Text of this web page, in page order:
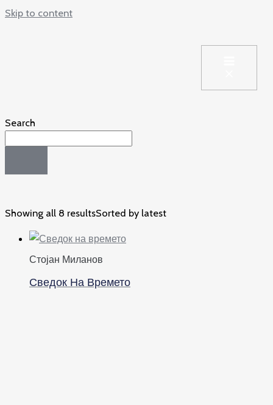
Skip to content
Search
Showing all 8 resultsSorted by latest
Стојан Миланов
Сведок На Времето